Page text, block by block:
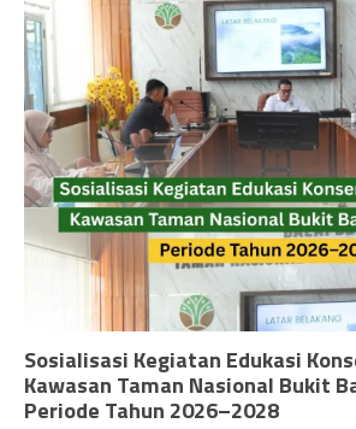
Sosialisasi Kegiatan Edukasi
Kawasan Taman Nasional Bukit
Periode Tahun 2026–2028